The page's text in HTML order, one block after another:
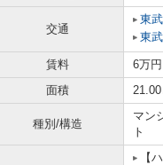
交通
東
東
賃料 6万円
面積
21.00
種別/構造
マン
ト
【